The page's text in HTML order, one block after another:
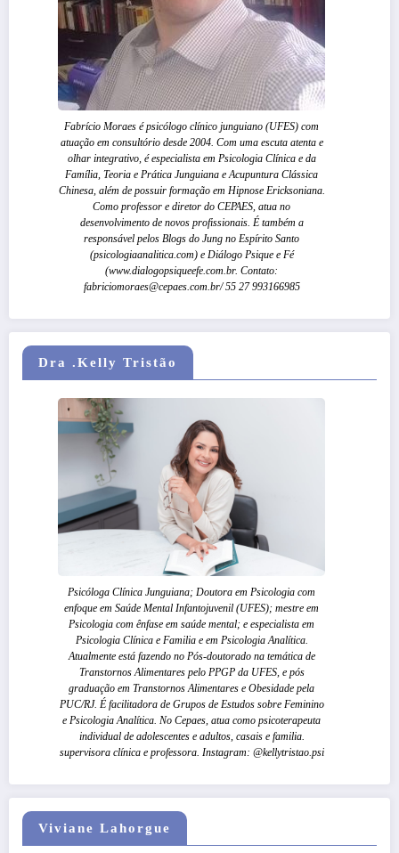
Fabrício Moraes é psicólogo clínico junguiano (UFES) com
atuação em consultório desde 2004. Com uma escuta atenta e
olhar integrativo, é especialista em Psicologia Clínica e da
Família, Teoria e Prática Junguiana e Acupuntura Clássica
Chinesa, além de possuir formação em Hipnose Ericksoniana.
Como professor e diretor do CEPAES, atua no
desenvolvimento de novos profissionais. É também a
responsável pelos Blogs do Jung no Espírito Santo
(psicologiaanalitica.com) e Diálogo Psique e Fé
(www.dialogopsiqueefe.com.br. Contato:
fabriciomoraes@cepaes.com.br/ 55 27 993166985
Dra .Kelly Tristão
Psicóloga Clínica Junguiana; Doutora em Psicologia com
enfoque em Saúde Mental Infantojuvenil (UFES); mestre em
Psicologia com ênfase em saúde mental; e especialista em
Psicologia Clínica e Familia e em Psicologia Analítica.
Atualmente está fazendo no Pós-doutorado na temática de
Transtornos Alimentares pelo PPGP da UFES, e pós
graduação em Transtornos Alimentares e Obesidade pela
PUC/RJ. É facilitadora de Grupos de Estudos sobre Feminino
e Psicologia Analítica. No Cepaes, atua como psicoterapeuta
individual de adolescentes e adultos, casais e familia.
supervisora clínica e professora. Instagram: @kellytristao.psi
Viviane Lahorgue